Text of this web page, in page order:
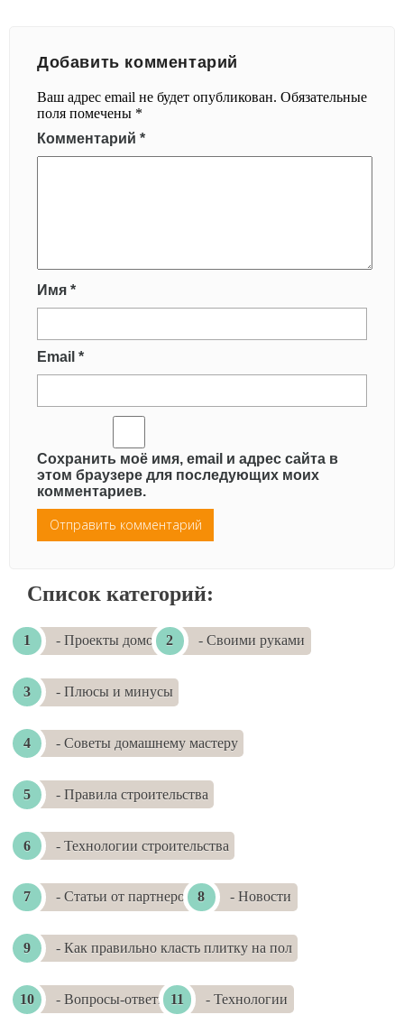
Добавить комментарий
Ваш адрес email не будет опубликован. Обязательные
поля помечены *
Комментарий *
Имя *
Email *
Сохранить моё имя, email и адрес сайта в
этом браузере для последующих моих
комментариев.
Список категорий:
- Проекты домов - Своими руками
- Плюсы и минусы
- Советы домашнему мастеру
- Правила строительства
- Технологии строительства
- Статьи от партнеров - Новости
- Как правильно класть плитку на пол
- Вопросы-ответы - Технологии